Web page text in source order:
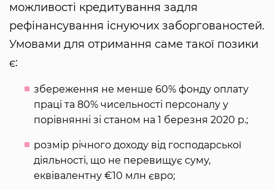
можливості кредитування задля
рефінансування існуючих заборгованостей.
Умовами для отримання саме такої позики
є:
збереження не менше 60% фонду оплату
праці та 80% чисельності персоналу у
порівнянні зі станом на 1 березня 2020 р.;
розмір річного доходу від господарської
діяльності, що не перевищує суму,
еквівалентну €10 млн євро;